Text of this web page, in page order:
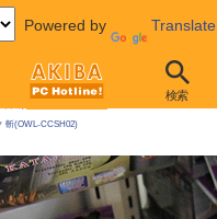
Powered by Translate
検索
Hotline! 2009年8月8日号
斬(OWL-CCSH02)